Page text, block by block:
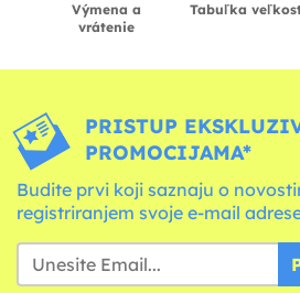
Výmena a
vrátenie
Tabuľka
PRISTUP
PROMOCIJAMA*
Budite prvi koji saznaju o
registriranjem svoje e-mail